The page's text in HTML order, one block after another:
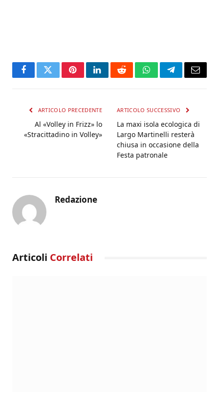
FacebookTwitterPinterestLinkedInRedditWhatsAppTelegramEmail
ARTICOLO PRECEDENTE
Al «Volley in Frizz» lo
«Stracittadino in Volley»
ARTICOLO SUCCESSIVO
La maxi isola ecologica di
Largo Martinelli resterà
chiusa in occasione della
Festa patronale
Redazione
Articoli Correlati